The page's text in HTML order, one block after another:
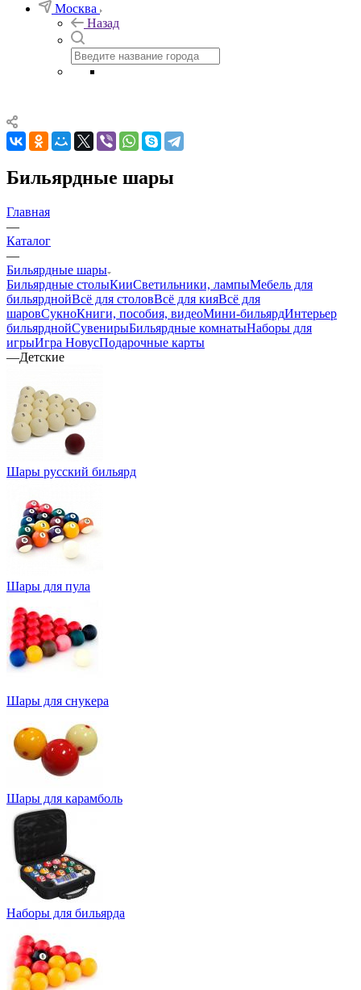
Москва
Назад
Бильярдные шары
Главная
—
Каталог
—
Бильярдные шары
Бильярдные столыКииСветильники, лампыМебель для
бильярднойВсё для столовВсё для кияВсё для
шаровСукноКниги, пособия, видеоМини-бильярдИнтерьер
бильярднойСувенирыБильярдные комнатыНаборы для
игрыИгра НовусПодарочные карты
—Детские
Шары русский бильярд
Шары для пула
Шары для снукера
Шары для карамболь
Наборы для бильярда